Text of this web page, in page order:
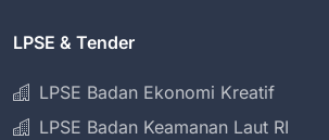
LPSE & Tender
LPSE Badan Ekonomi Kreatif
LPSE Badan Keamanan Laut RI